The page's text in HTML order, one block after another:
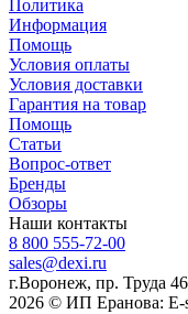
Политика
Информация
Помощь
Условия оплаты
Условия доставки
Гарантия на товар
Помощь
Статьи
Вопрос-ответ
Бренды
Обзоры
Наши контакты
8 800 555-72-00
sales@dexi.ru
г.Воронеж, пр. Труда
2026 © ИП Еранова: E-